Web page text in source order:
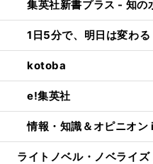
集英社新書プラス - 知の
1日5分で、明日は変わ
kotoba
e!集英社
情報・知識＆オピニオ
ライトノベル・ノベライズ